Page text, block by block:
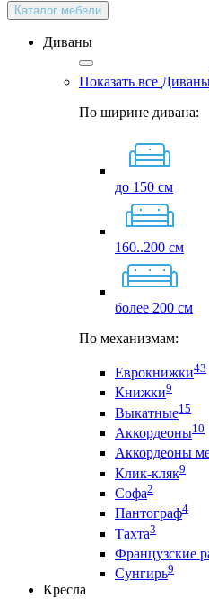
Каталог мебели
Диваны
Показать все
По ширине дивана:
до 150 см
160..200 см
более 200 см
По механизмам:
Еврокнижки43
Книжки9
Выкатные15
Аккордеоны10
Аккордеоны
Клик-кляк9
Софа2
Пантограф4
Тахта3
Французские
Сунгирь9
Кресла